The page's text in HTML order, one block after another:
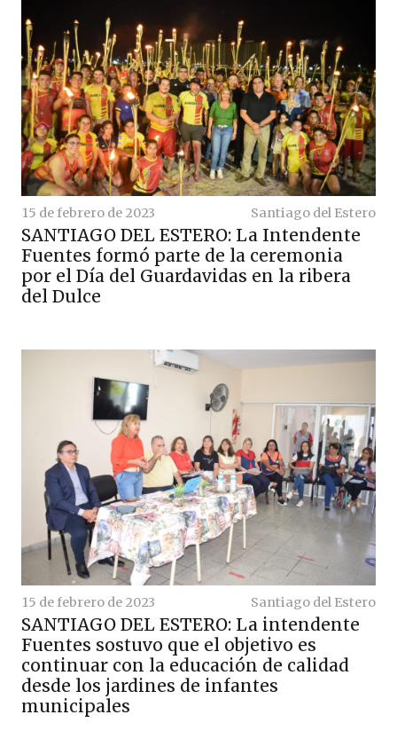
15 de febrero de 2023 Santiago del Estero
SANTIAGO DEL ESTERO: La Intendente
Fuentes formó parte de la ceremonia
por el Día del Guardavidas en la ribera
del Dulce
15 de febrero de 2023 Santiago del Estero
SANTIAGO DEL ESTERO: La intendente
Fuentes sostuvo que el objetivo es
continuar con la educación de calidad
desde los jardines de infantes
municipales